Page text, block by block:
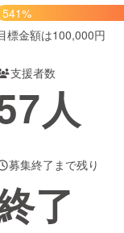
ルスケア
541%
標金額は100,000円
支援者数
人
募集終了まで残り
了